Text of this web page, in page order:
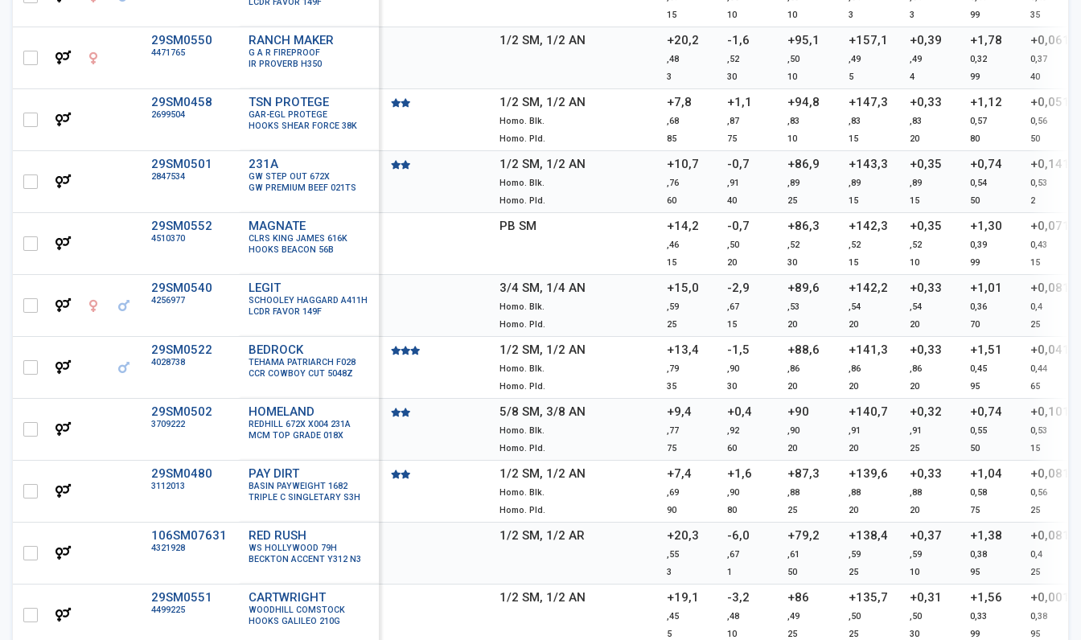
15
10
10
3
3
99
35
29SM0550
4471765
RANCH MAKER
G A R FIREPROOF
IR PROVERB H350
1/2 SM, 1/2 AN +20,2
,48
3
-1,6
,52
30
+95,1
,50
10
+157,1
,49
5
+0,39
,49
4
+1,78
0,32
99
+0,061
0,37
40
29SM0458
2699504
TSN PROTEGE
GAR-EGL PROTEGE
HOOKS SHEAR FORCE 38K
1/2 SM, 1/2 AN
Homo. Blk.
Homo. Pld.
+7,8
,68
85
+1,1
,87
75
+94,8
,83
10
+147,3
,83
15
+0,33
,83
20
+1,12
0,57
80
+0,051
0,56
50
29SM0501
2847534
231A
GW STEP OUT 672X
GW PREMIUM BEEF 021TS
1/2 SM, 1/2 AN
Homo. Blk.
Homo. Pld.
+10,7
,76
60
-0,7
,91
40
+86,9
,89
25
+143,3
,89
15
+0,35
,89
15
+0,74
0,54
50
+0,141
0,53
2
29SM0552
4510370
MAGNATE
CLRS KING JAMES 616K
HOOKS BEACON 56B
PB SM +14,2
,46
15
-0,7
,50
20
+86,3
,52
30
+142,3
,52
15
+0,35
,52
10
+1,30
0,39
99
+0,071
0,43
15
29SM0540
4256977
LEGIT
SCHOOLEY HAGGARD A411H
LCDR FAVOR 149F
3/4 SM, 1/4 AN
Homo. Blk.
Homo. Pld.
+15,0
,59
25
-2,9
,67
15
+89,6
,53
20
+142,2
,54
20
+0,33
,54
20
+1,01
0,36
70
+0,081
0,4
25
29SM0522
4028738
BEDROCK
TEHAMA PATRIARCH F028
CCR COWBOY CUT 5048Z
1/2 SM, 1/2 AN
Homo. Blk.
Homo. Pld.
+13,4
,79
35
-1,5
,90
30
+88,6
,86
20
+141,3
,86
20
+0,33
,86
20
+1,51
0,45
95
+0,041
0,44
65
29SM0502
3709222
HOMELAND
REDHILL 672X X004 231A
MCM TOP GRADE 018X
5/8 SM, 3/8 AN
Homo. Blk.
Homo. Pld.
+9,4
,77
75
+0,4
,92
60
+90
,90
20
+140,7
,91
20
+0,32
,91
25
+0,74
0,55
50
+0,101
0,53
15
29SM0480
3112013
PAY DIRT
BASIN PAYWEIGHT 1682
TRIPLE C SINGLETARY S3H
1/2 SM, 1/2 AN
Homo. Blk.
Homo. Pld.
+7,4
,69
90
+1,6
,90
80
+87,3
,88
25
+139,6
,88
20
+0,33
,88
20
+1,04
0,58
75
+0,081
0,56
25
106SM07631
4321928
RED RUSH
WS HOLLYWOOD 79H
BECKTON ACCENT Y312 N3
1/2 SM, 1/2 AR +20,3
,55
3
-6,0
,67
1
+79,2
,61
50
+138,4
,59
25
+0,37
,59
10
+1,38
0,38
95
+0,081
0,4
25
29SM0551
4499225
CARTWRIGHT
WOODHILL COMSTOCK
HOOKS GALILEO 210G
1/2 SM, 1/2 AN +19,1
,45
5
-3,2
,48
10
+86
,49
25
+135,7
,50
25
+0,31
,50
30
+1,56
0,33
99
+0,001
0,38
95